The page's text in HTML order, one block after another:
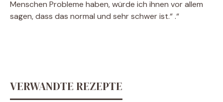
Menschen Probleme haben, würde ich ihnen vor allem
sagen, dass das normal und sehr schwer ist.“ .“
VERWANDTE REZEPTE